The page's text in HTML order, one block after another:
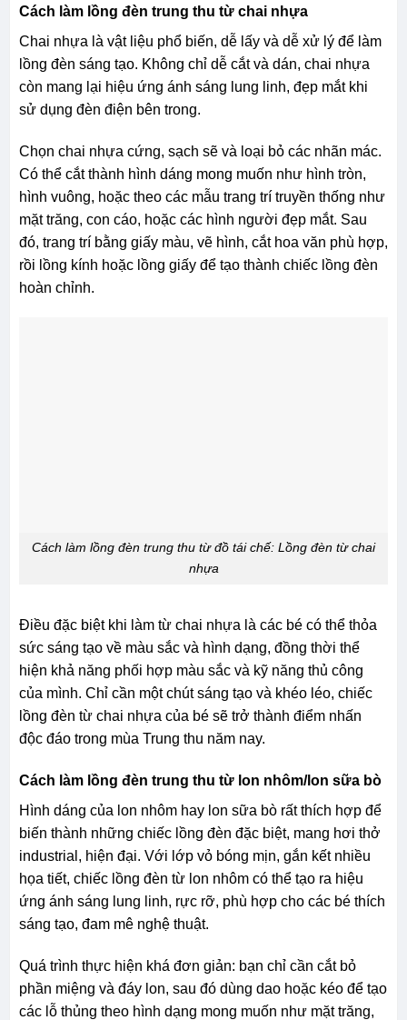
Cách làm lồng đèn trung thu từ chai nhựa
Chai nhựa là vật liệu phổ biến, dễ lấy và dễ xử lý để làm
lồng đèn sáng tạo. Không chỉ dễ cắt và dán, chai nhựa
còn mang lại hiệu ứng ánh sáng lung linh, đẹp mắt khi
sử dụng đèn điện bên trong.
Chọn chai nhựa cứng, sạch sẽ và loại bỏ các nhãn mác.
Có thể cắt thành hình dáng mong muốn như hình tròn,
hình vuông, hoặc theo các mẫu trang trí truyền thống như
mặt trăng, con cáo, hoặc các hình người đẹp mắt. Sau
đó, trang trí bằng giấy màu, vẽ hình, cắt hoa văn phù hợp,
rồi lồng kính hoặc lồng giấy để tạo thành chiếc lồng đèn
hoàn chỉnh.
Cách làm lồng đèn trung thu từ đồ tái chế: Lồng đèn từ chai
nhựa
Điều đặc biệt khi làm từ chai nhựa là các bé có thể thỏa
sức sáng tạo về màu sắc và hình dạng, đồng thời thể
hiện khả năng phối hợp màu sắc và kỹ năng thủ công
của mình. Chỉ cần một chút sáng tạo và khéo léo, chiếc
lồng đèn từ chai nhựa của bé sẽ trở thành điểm nhấn
độc đáo trong mùa Trung thu năm nay.
Cách làm lồng đèn trung thu từ lon nhôm/lon sữa bò
Hình dáng của lon nhôm hay lon sữa bò rất thích hợp để
biến thành những chiếc lồng đèn đặc biệt, mang hơi thở
industrial, hiện đại. Với lớp vỏ bóng mịn, gắn kết nhiều
họa tiết, chiếc lồng đèn từ lon nhôm có thể tạo ra hiệu
ứng ánh sáng lung linh, rực rỡ, phù hợp cho các bé thích
sáng tạo, đam mê nghệ thuật.
Quá trình thực hiện khá đơn giản: bạn chỉ cần cắt bỏ
phần miệng và đáy lon, sau đó dùng dao hoặc kéo để tạo
các lỗ thủng theo hình dạng mong muốn như mặt trăng,